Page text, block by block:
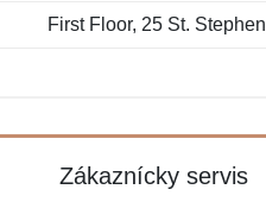
First Floor, 25 St.
Zákaznícky servis